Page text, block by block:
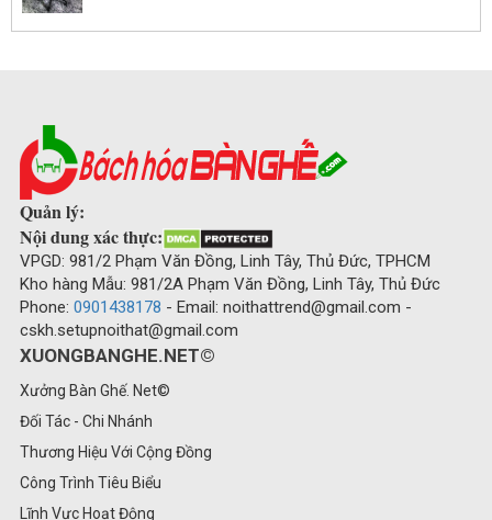
Quản lý:
Nội dung xác thực:
VPGD: 981/2 Phạm Văn Đồng, Linh Tây, Thủ Đức, TPHCM
Kho hàng Mẫu: 981/2A Phạm Văn Đồng, Linh Tây, Thủ Đức
Phone: 0901438178 - Email: noithattrend@gmail.com -
cskh.setupnoithat@gmail.com
XUONGBANGHE.NET©
Xưởng Bàn Ghế. Net©
Đối Tác - Chi Nhánh
Thương Hiệu Với Cộng Đồng
Công Trình Tiêu Biểu
Lĩnh Vực Hoạt Động